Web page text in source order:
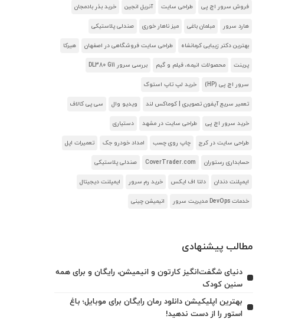
فروش سرور اچ پی طراحی سایت آنریل انجین خرید بذر بادمجان
هارد سرور مبلمان باغی میز ناهار خوری صندلی پلاستیکی
بهترین دکتر زیبایی کرمانشاه طراحی سایت فروشگاهی در اصفهان هیرکا
پرینت محصولات انیمه، فیلم و گیم بررسی سرور DL380 G11
سرور اچ پی (HP) خرید لپ تاپ استوک
تعمیر سریع آیفون تصویری | کوماکس لند ویدیو وال سی پی کالاف
خرید سرور اچ پی طراحی سایت در مشهد دستیاری
طراحی سایت در کرج چاپ روی چسب امداد خودرو جک تعمیرات اپل
حسابداری رستوران CoverTrader.com صندلی پلاستیکی
ایمپلنت دندان دلتا اف ایکس خرید رم سرور ایمپلنت دیجیتال
خدمات DevOps مدیریت سرور انیمیشن چینی
مطالب پیشنهادی
دنیای شگفت‌انگیز کارتون و انیمیشن، رایگان و برای همه
سنین کودک
بهترین اپلیکیشن دانلود رمان رایگان برای موبایل؛ باغ
استور را از دست ندهید!